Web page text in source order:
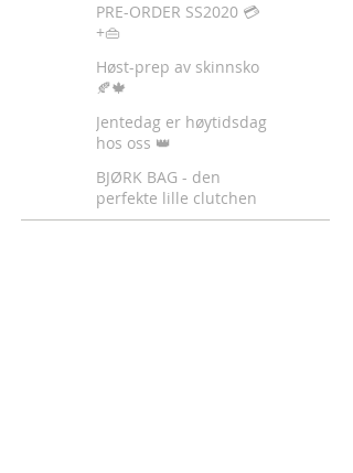
PRE-ORDER SS2020 💳
+👜
Høst-prep av skinnsko
🍂🍁
Jentedag er høytidsdag
hos oss 👑
BJØRK BAG - den
perfekte lille clutchen
✈️